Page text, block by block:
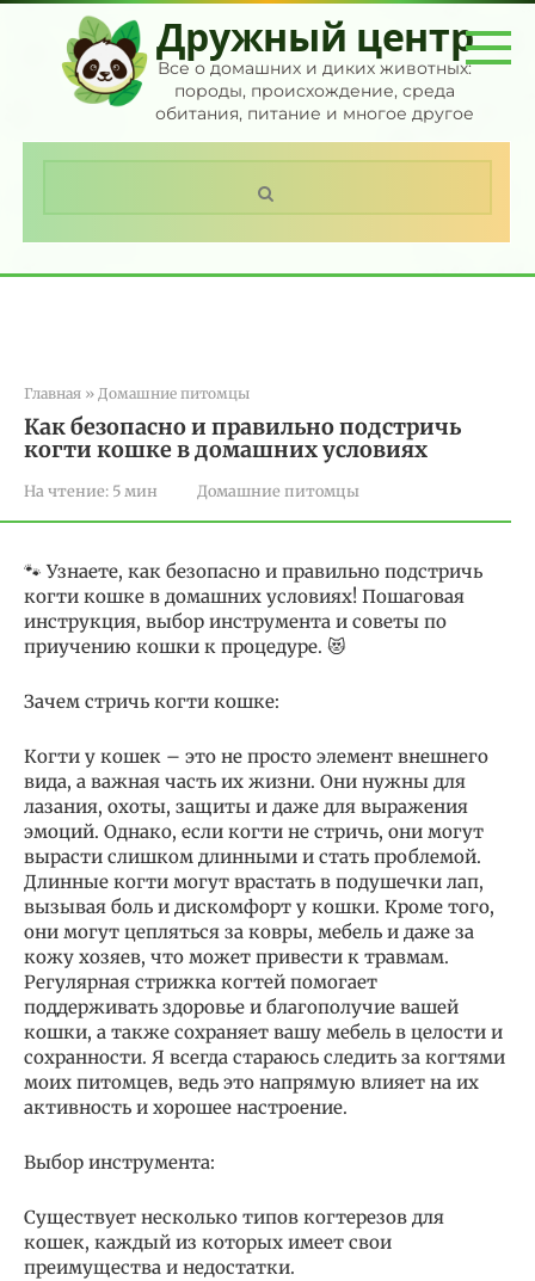
Перейти
контенту
Дружный центр
Все о домашних и диких животных:
породы, происхождение, среда
обитания, питание и многое другое
Главная » Домашние питомцы
Как безопасно и правильно подстричь
когти кошке в домашних условиях
На чтение: 5 мин Домашние питомцы
🐾 Узнаете, как безопасно и правильно подстричь
когти кошке в домашних условиях! Пошаговая
инструкция, выбор инструмента и советы по
приучению кошки к процедуре. 😻
Зачем стричь когти кошке:
Когти у кошек – это не просто элемент внешнего
вида, а важная часть их жизни. Они нужны для
лазания, охоты, защиты и даже для выражения
эмоций. Однако, если когти не стричь, они могут
вырасти слишком длинными и стать проблемой.
Длинные когти могут врастать в подушечки лап,
вызывая боль и дискомфорт у кошки. Кроме того,
они могут цепляться за ковры, мебель и даже за
кожу хозяев, что может привести к травмам.
Регулярная стрижка когтей помогает
поддерживать здоровье и благополучие вашей
кошки, а также сохраняет вашу мебель в целости и
сохранности. Я всегда стараюсь следить за когтями
моих питомцев, ведь это напрямую влияет на их
активность и хорошее настроение.
Выбор инструмента:
Существует несколько типов когтерезов для
кошек, каждый из которых имеет свои
преимущества и недостатки.